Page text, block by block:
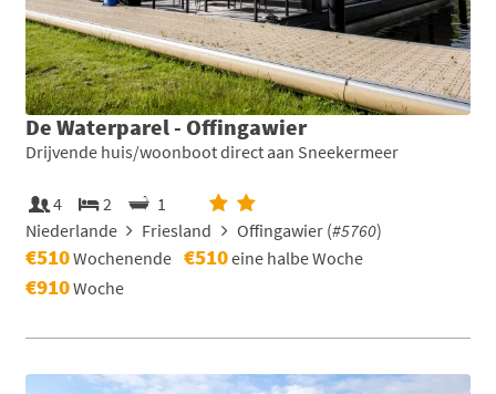
De Waterparel - Offingawier
Drijvende huis/woonboot direct aan Sneekermeer
4 2
1
Niederlande
Friesland Offingawier (#5760)
€510Wochenende €510eine halbe Woche
€910Woche